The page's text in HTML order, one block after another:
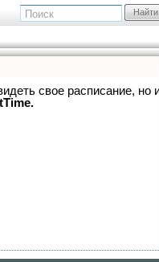
Найти
свое расписание, но